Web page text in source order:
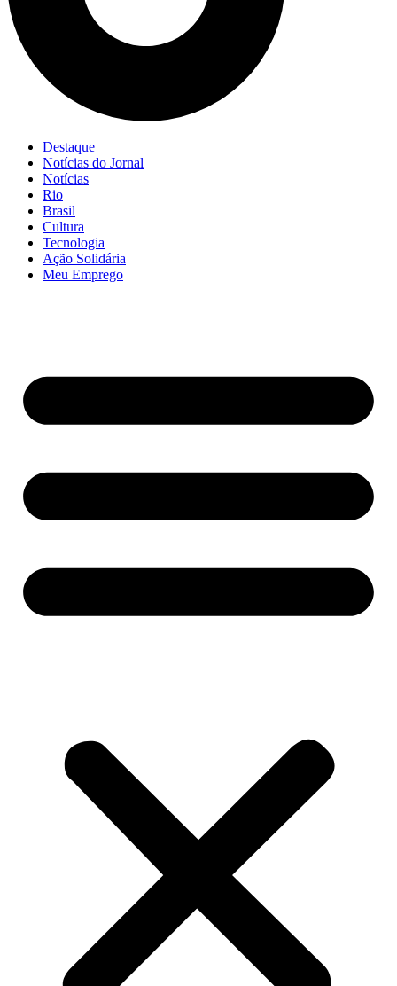
Destaque
Notícias do Jornal
Notícias
Rio
Brasil
Cultura
Tecnologia
Ação Solidária
Meu Emprego